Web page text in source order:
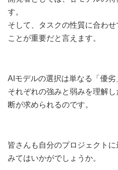
す。
そして、タスクの性質に合わ
ことが重要だと言えます。
AIモデルの選択は単なる「優劣
それぞれの強みと弱みを理解
断が求められるのです。
皆さんも自分のプロジェクト
みてはいかがでしょうか。